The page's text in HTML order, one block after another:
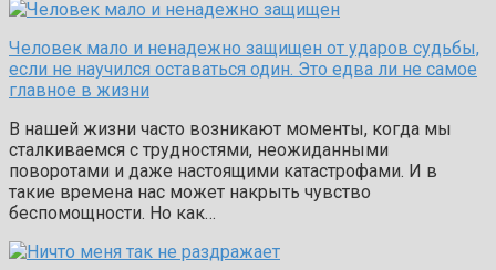
Человек мало и ненадежно защищен от ударов судьбы,
если не научился оставаться один. Это едва ли не самое
главное в жизни
В нашей жизни часто возникают моменты, когда мы
сталкиваемся с трудностями, неожиданными
поворотами и даже настоящими катастрофами. И в
такие времена нас может накрыть чувство
беспомощности. Но как…